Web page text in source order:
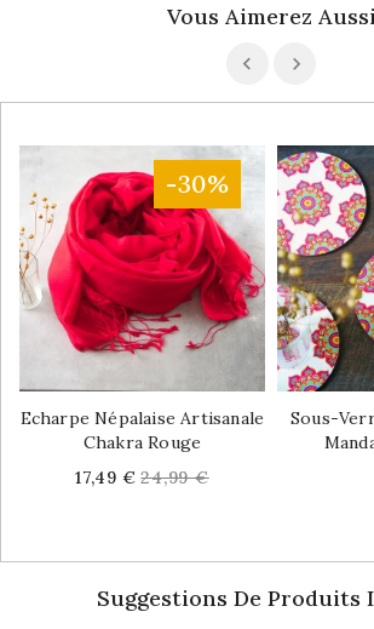
Vous Aimerez
-30%
Echarpe Népalaise Artisanale
Chakra Rouge
Price
17,49 € Regular
24,99 €
Sous-
Suggestions De Produits